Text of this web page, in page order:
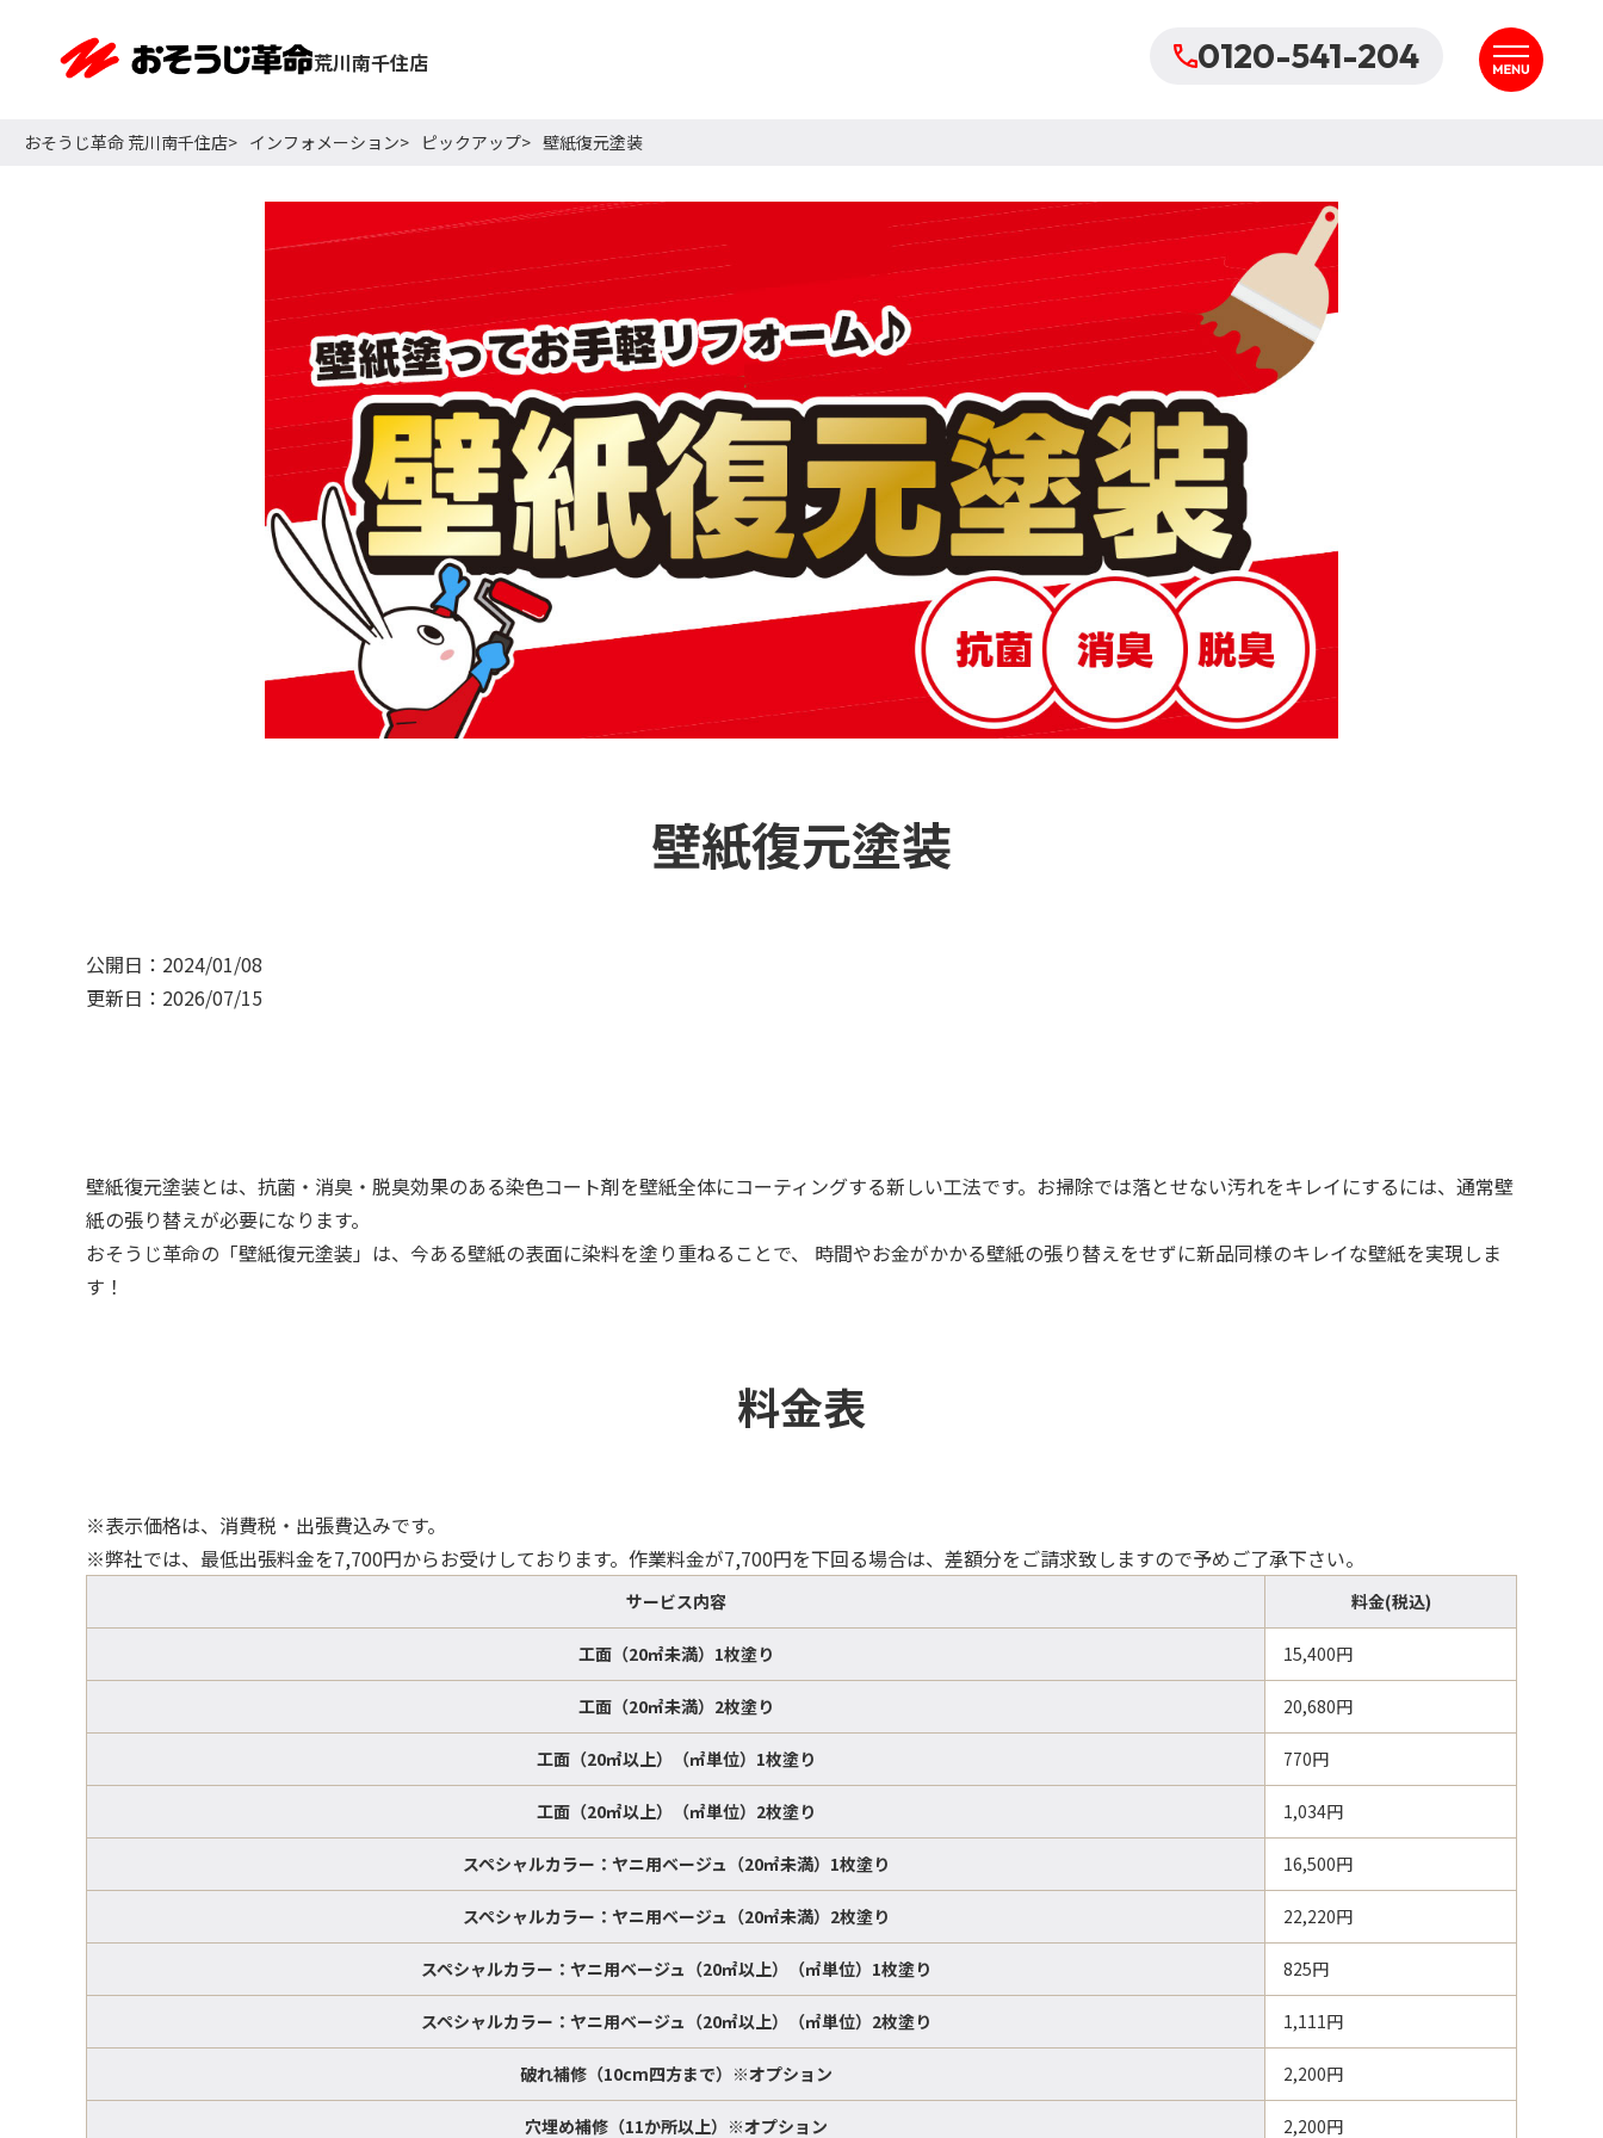
荒川南千住店 0120-541-204
おそうじ革命 荒川南千住店 インフォメーション ピックアップ 壁紙復元塗装
壁紙復元塗装
公開日：2024/01/08
更新日：2026/07/15
壁紙復元塗装とは、抗菌・消臭・脱臭効果のある染色コート剤を壁紙全体にコーティングする新しい工法です。お掃除では落とせない汚れをキレイにするには、通常壁
紙の張り替えが必要になります。
おそうじ革命の「壁紙復元塗装」は、今ある壁紙の表面に染料を塗り重ねることで、 時間やお金がかかる壁紙の張り替えをせずに新品同様のキレイな壁紙を実現しま
す！
料金表
※表示価格は、消費税・出張費込みです。
※弊社では、最低出張料金を7,700円からお受けしております。作業料金が7,700円を下回る場合は、差額分をご請求致しますので予めご了承下さい。
サービス内容 料金(税込)
工面（20㎡未満）1枚塗り 15,400円
工面（20㎡未満）2枚塗り 20,680円
工面（20㎡以上）（㎡単位）1枚塗り 770円
工面（20㎡以上）（㎡単位）2枚塗り 1,034円
スペシャルカラー：ヤニ用ベージュ（20㎡未満）1枚塗り 16,500円
スペシャルカラー：ヤニ用ベージュ（20㎡未満）2枚塗り 22,220円
スペシャルカラー：ヤニ用ベージュ（20㎡以上）（㎡単位）1枚塗り 825円
スペシャルカラー：ヤニ用ベージュ（20㎡以上）（㎡単位）2枚塗り 1,111円
破れ補修（10cm四方まで）※オプション 2,200円
穴埋め補修（11か所以上）※オプション 2,200円